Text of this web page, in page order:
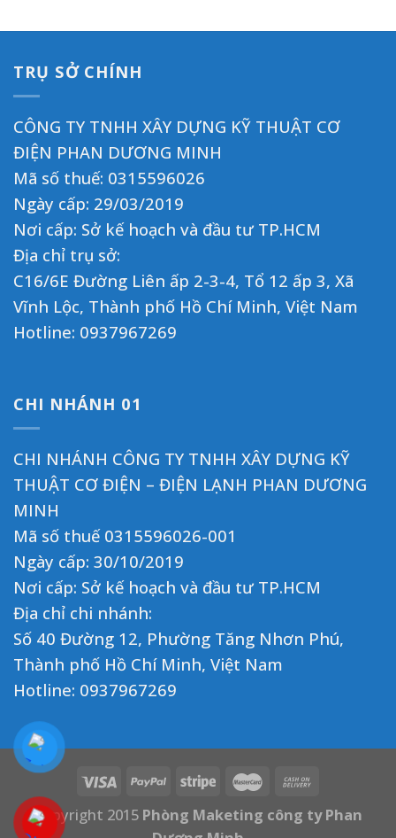
TRỤ SỞ CHÍNH
CÔNG TY TNHH XÂY DỰNG KỸ THUẬT CƠ
ĐIỆN PHAN DƯƠNG MINH
Mã số thuế: 0315596026
Ngày cấp: 29/03/2019
Nơi cấp: Sở kế hoạch và đầu tư TP.HCM
Địa chỉ trụ sở:
C16/6E Đường Liên ấp 2-3-4, Tổ 12 ấp 3, Xã
Vĩnh Lộc, Thành phố Hồ Chí Minh, Việt Nam
Hotline: 0937967269
CHI NHÁNH 01
CHI NHÁNH CÔNG TY TNHH XÂY DỰNG KỸ
THUẬT CƠ ĐIỆN – ĐIỆN LẠNH PHAN DƯƠNG
MINH
Mã số thuế 0315596026-001
Ngày cấp: 30/10/2019
Nơi cấp: Sở kế hoạch và đầu tư TP.HCM
Địa chỉ chi nhánh:
Số 40 Đường 12, Phường Tăng Nhơn Phú,
Thành phố Hồ Chí Minh, Việt Nam
Hotline: 0937967269
Copyright 2015 Phòng Maketing công ty Phan